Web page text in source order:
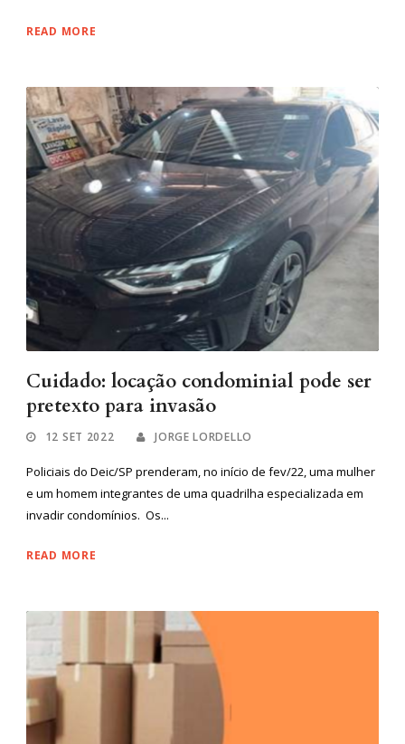
READ MORE
Cuidado: locação condominial pode ser
pretexto para invasão
12 SET 2022 JORGE LORDELLO
Policiais do Deic/SP prenderam, no início de fev/22, uma mulher
e um homem integrantes de uma quadrilha especializada em
invadir condomínios. Os...
READ MORE